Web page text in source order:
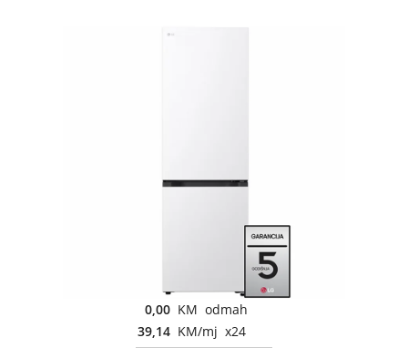
0,00 KM odmah
39,14 KM/mj x24